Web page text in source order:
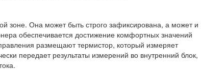
зоне. Она может быть строго зафиксирована, а может и
обеспечивается достижение комфортных значений
размещают термистор, который измеряет
передает результаты измерений во внутренний блок,